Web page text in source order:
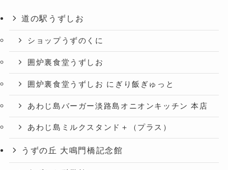
道の駅うずしお
ショップうずのくに
囲炉裏食堂うずしお
囲炉裏食堂うずしお にぎり飯ぎゅっと
あわじ島バーガー淡路島オニオンキッチン 本店
あわじ島ミルクスタンド＋（プラス）
うずの丘 大鳴門橋記念館